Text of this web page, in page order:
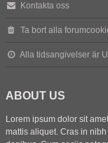
Kontakta oss
Ta bort alla
Alla tidsangivelser är
ABOUT US
Lorem ipsum dolor sit
mattis aliquet. Cras in